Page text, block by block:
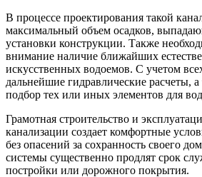
В процессе проектирования такой
максимальный объем осадков,
установки конструкции. Также
внимание наличие ближайших
искусственных водоемов. С учетом
дальнейшие гидравлические расчеты, а
подбор тех или иных элементов для
Грамотная строительство и
канализации создает комфортные
без опасений за сохранность своего
системы существенно продлят срок
постройки или дорожного покрытия.